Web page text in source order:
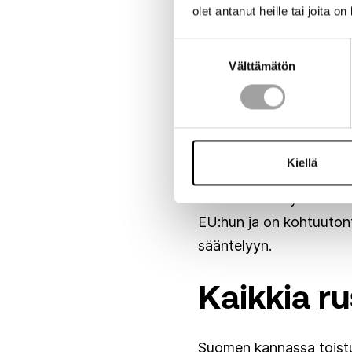
olet antanut heille tai joita
Välttämätön
Kiellä
Vesi ei ole loppumassa
että vesivaroihin
ja lainsäädäntöön sakka.
Mikäli Suomi ei
EU:hun ja on
sääntelyyn.
Kaikkia
Suomen kannassa